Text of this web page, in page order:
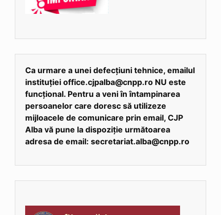
Ca urmare a unei defecțiuni tehnice, emailul
instituției office.cjpalba@cnpp.ro NU este
funcțional. Pentru a veni în întampinarea
persoanelor care doresc să utilizeze
mijloacele de comunicare prin email, CJP
Alba vă pune la dispoziție următoarea
adresa de email: secretariat.alba@cnpp.ro